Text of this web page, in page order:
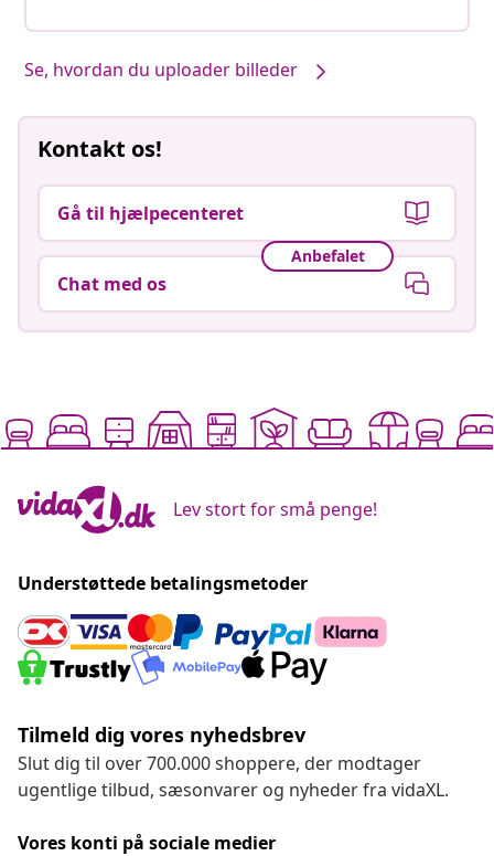
Se, hvordan du uploader billeder
Kontakt os!
Gå til hjælpecenteret
Anbefalet
Chat med os
Lev stort for små penge!
Understøttede betalingsmetoder
Tilmeld dig vores nyhedsbrev
Slut dig til over 700.000 shoppere, der modtager
ugentlige tilbud, sæsonvarer og nyheder fra vidaXL.
Vores konti på sociale medier